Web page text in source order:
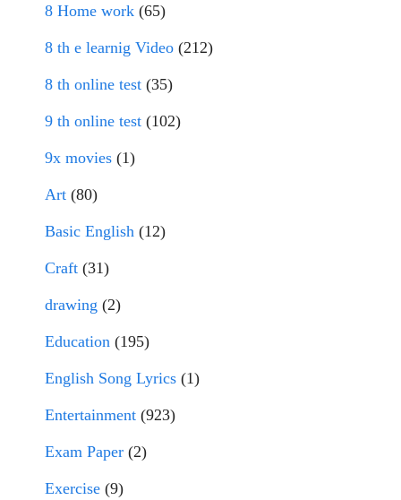
8 Home work (65)
8 th e learnig Video (212)
8 th online test (35)
9 th online test (102)
9x movies (1)
Art (80)
Basic English (12)
Craft (31)
drawing (2)
Education (195)
English Song Lyrics (1)
Entertainment (923)
Exam Paper (2)
Exercise (9)